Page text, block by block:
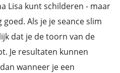
Lisa kunt schilderen - maar
Als je je seance slim
dat je de toorn van de
Je resultaten kunnen
wanneer je een